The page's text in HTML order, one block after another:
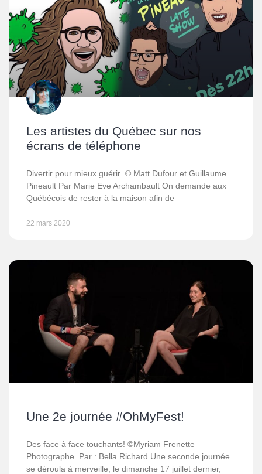
Les artistes du Québec sur nos
écrans de téléphone
Divertir pour mieux guérir © Matt Dufour et Guillaume
Pineault Par Marie Eve Archambault On demande aux
Québécois de rester à la maison afin de
22 mars 2020
Une 2e journée #OhMyFest!
Des face à face touchants! ©Myriam Frenette
Photographe Par : Bella Richard Une seconde journée
se déroula à merveille, le dimanche 17 juillet dernier,